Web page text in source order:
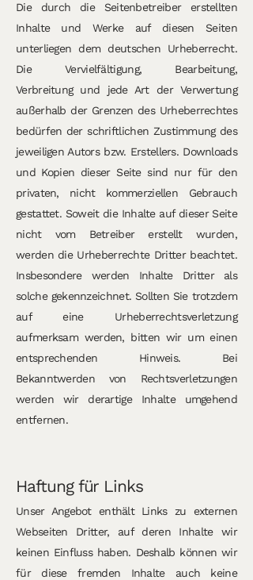
Die durch die Seitenbetreiber erstellten
Inhalte und Werke auf diesen Seiten
unterliegen dem deutschen Urheberrecht.
Die Vervielfältigung, Bearbeitung,
Verbreitung und jede Art der Verwertung
außerhalb der Grenzen des Urheberrechtes
bedürfen der schriftlichen Zustimmung des
jeweiligen Autors bzw. Erstellers. Downloads
und Kopien dieser Seite sind nur für den
privaten, nicht kommerziellen Gebrauch
gestattet. Soweit die Inhalte auf dieser Seite
nicht vom Betreiber erstellt wurden,
werden die Urheberrechte Dritter beachtet.
Insbesondere werden Inhalte Dritter als
solche gekennzeichnet. Sollten Sie trotzdem
auf eine Urheberrechtsverletzung
aufmerksam werden, bitten wir um einen
entsprechenden Hinweis. Bei
Bekanntwerden von Rechtsverletzungen
werden wir derartige Inhalte umgehend
entfernen.
Haftung für Links
Unser Angebot enthält Links zu externen
Webseiten Dritter, auf deren Inhalte wir
keinen Einfluss haben. Deshalb können wir
für diese fremden Inhalte auch keine